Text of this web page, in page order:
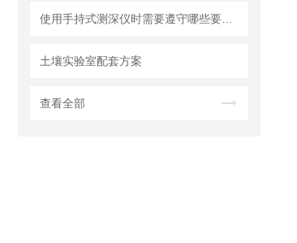
土壤实验室配套方案
查看全部